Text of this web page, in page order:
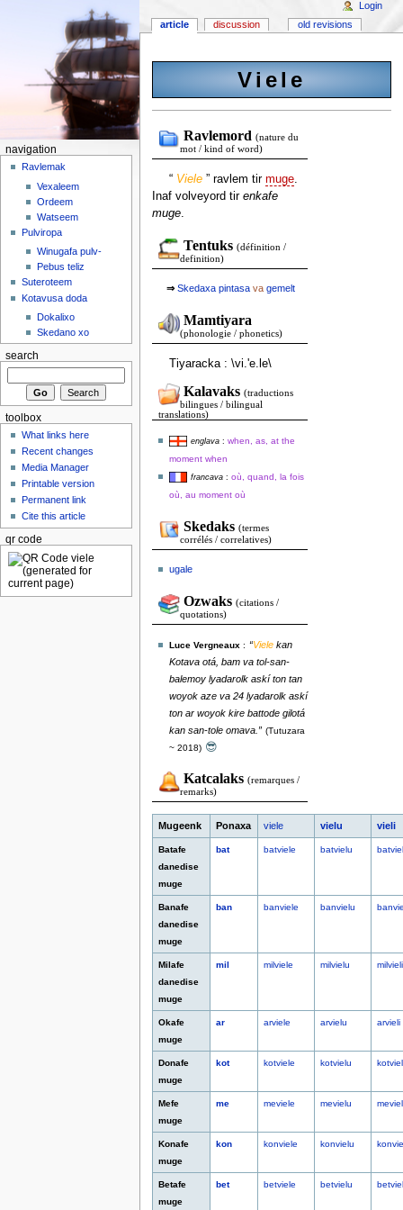
Viele
Ravlemord (nature du
mot / kind of word)
“ Viele” ravlem tir muge.
Inaf volveyord tir enkafe
muge.
Tentuks (définition /
definition)
⇒ Skedaxa pintasava gemelt
Mamtiyara
(phonologie / phonetics)
Tiyaracka : \vi.'e.le\
Kalavaks (traductions
bilingues / bilingual
translations)
englava: when, as, at the
moment when
francava: où, quand, la fois
où, au moment où
Skedaks (termes
corrélés / correlatives)
ugale
Ozwaks (citations /
quotations)
Luce Vergneaux : “Vielekan
Kotava otá, bam va tol-san-
balemoy lyadarolk askí ton tan
woyok aze va 24 lyadarolk askí
ton ar woyok kire battode gilotá
kan san-tole omava.” (Tutuzara
~ 2018) 😎
Katcalaks (remarques /
remarks)
Mugeenk Ponaxa viele vielu vieli
Batafe
danedise
muge
bat batviele batvielu
Banafe
danedise
muge
ban banviele banvielu
Milafe
danedise
muge
mil milviele milvielu milvieli
Okafe
muge
ar arviele arvielu arvieli
Donafe
muge
kot kotviele kotvielu
Mefe
muge
me meviele mevielu
Konafe
muge
kon konviele konvielu
Betafe
muge
bet betviele betvielu
article discussion old revisions
Login
navigation
Ravlemak
Vexaleem
Ordeem
Watseem
Pulviropa
Winugafa pulv-
Pebus teliz
Suteroteem
Kotavusa doda
Dokalixo
Skedano xo
search
toolbox
What links here
Recent changes
Media Manager
Printable version
Permanent link
Cite this article
qr code